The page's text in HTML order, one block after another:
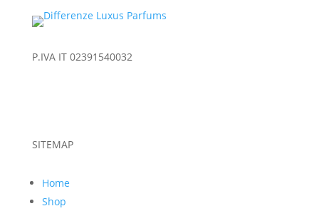
P.IVA IT 02391540032
SITEMAP
Home
Shop